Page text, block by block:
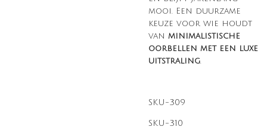
mooi. Een duurzame
keuze voor wie houdt
van minimalistische
oorbellen met een luxe
uitstraling
SKU-309
SKU-310